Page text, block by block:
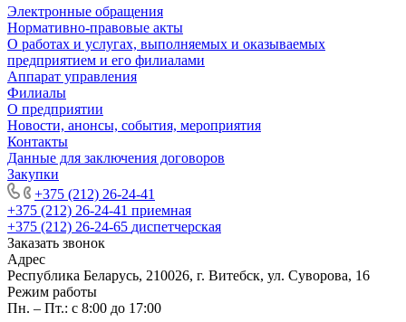
Электронные обращения
Нормативно-правовые акты
О работах и услугах, выполняемых и оказываемых
предприятием и его филиалами
Аппарат управления
Филиалы
О предприятии
Новости, анонсы, события, мероприятия
Контакты
Данные для заключения договоров
Закупки
+375 (212) 26-24-41
+375 (212) 26-24-41 приемная
+375 (212) 26-24-65 диспетчерская
Заказать звонок
Адрес
Республика Беларусь, 210026, г. Витебск, ул. Суворова, 16
Режим работы
Пн. – Пт.: с 8:00 до 17:00